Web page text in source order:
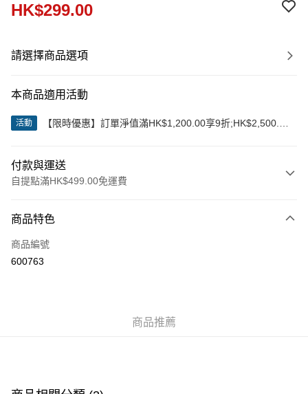
HK$299.00
請選擇商品選項
本商品適用活動
活動
【限時優惠】訂單淨值滿HK$1,200.00享9折;HK$2,500.00
付款與運送
自提點滿HK$499.00免運費
信用卡
Apple Pay
商品特色
商品編號
600763
商品推薦